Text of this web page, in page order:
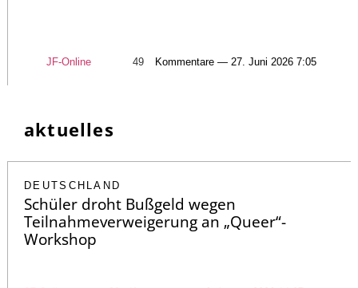
JF-Online 49 Kommentare — 27. Juni 2026 7:05
aktuelles
DEUTSCHLAND
Schüler droht Bußgeld wegen
Teilnahmeverweigerung an „Queer“-
Workshop